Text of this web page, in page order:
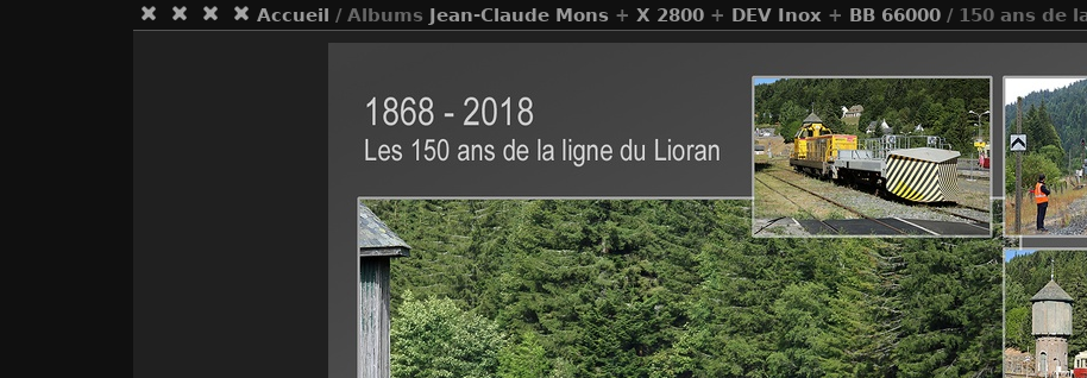
Accueil / Albums Jean-Claude Mons + X 2800 + DEV Inox + BB 66000 / 150 ans de